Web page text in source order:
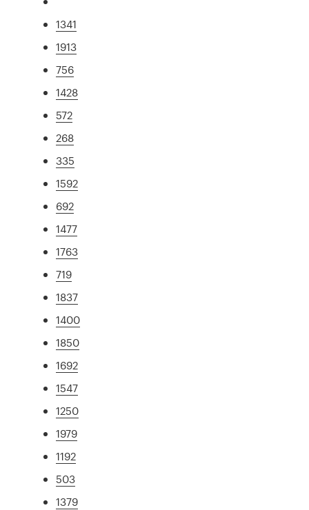
1341
1913
756
1428
572
268
335
1592
692
1477
1763
719
1837
1400
1850
1692
1547
1250
1979
1192
503
1379